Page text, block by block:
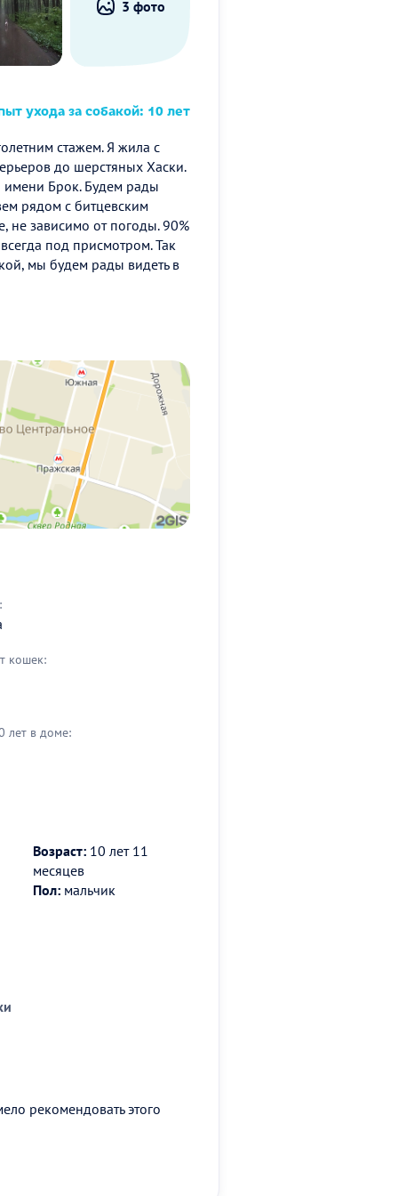
3 фото
ухода за собакой: 10 лет
стажем. Я жила с
до шерстяных Хаски.
Брок. Будем рады
рядом с битцевским
не зависимо от погоды. 90%
под присмотром. Так
мы будем рады видеть в
кошек:
лет в доме:
Возраст: 10 лет 11
месяцев
Пол: мальчик
рекомендовать этого